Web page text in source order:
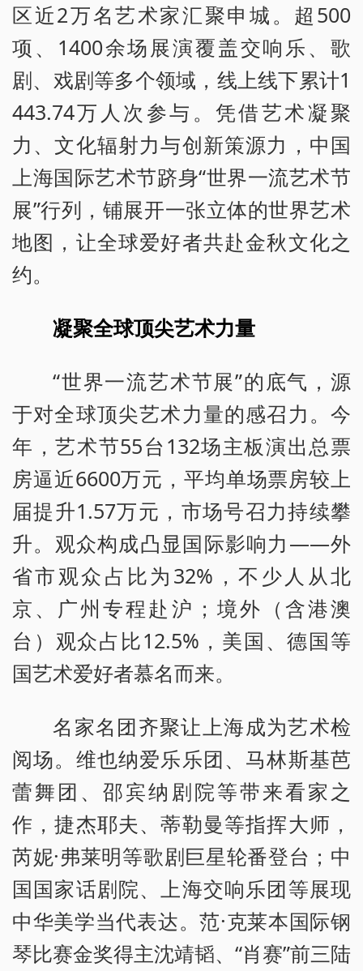
区近2万名艺术家汇聚申城。超500
项、1400余场展演覆盖交响乐、歌
剧、戏剧等多个领域，线上线下累计1
443.74万人次参与。凭借艺术凝聚
力、文化辐射力与创新策源力，中国
上海国际艺术节跻身“世界一流艺术节
展”行列，铺展开一张立体的世界艺术
地图，让全球爱好者共赴金秋文化之
约。
凝聚全球顶尖艺术力量
“世界一流艺术节展”的底气，源
于对全球顶尖艺术力量的感召力。今
年，艺术节55台132场主板演出总票
房逼近6600万元，平均单场票房较上
届提升1.57万元，市场号召力持续攀
升。观众构成凸显国际影响力——外
省市观众占比为32%，不少人从北
京、广州专程赴沪；境外（含港澳
台）观众占比12.5%，美国、德国等
国艺术爱好者慕名而来。
名家名团齐聚让上海成为艺术检
阅场。维也纳爱乐乐团、马林斯基芭
蕾舞团、邵宾纳剧院等带来看家之
作，捷杰耶夫、蒂勒曼等指挥大师，
芮妮·弗莱明等歌剧巨星轮番登台；中
国国家话剧院、上海交响乐团等展现
中华美学当代表达。范·克莱本国际钢
琴比赛金奖得主沈靖韬、“肖赛”前三陆